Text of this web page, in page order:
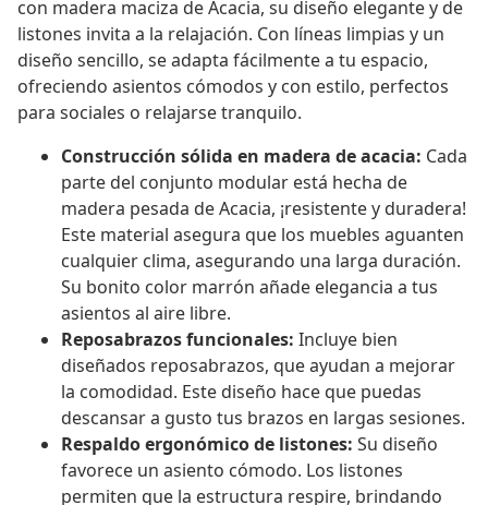
con madera maciza de Acacia, su diseño elegante y de
listones invita a la relajación. Con líneas limpias y un
diseño sencillo, se adapta fácilmente a tu espacio,
ofreciendo asientos cómodos y con estilo, perfectos
para sociales o relajarse tranquilo.
Construcción sólida en madera de acacia: Cada
parte del conjunto modular está hecha de
madera pesada de Acacia, ¡resistente y duradera!
Este material asegura que los muebles aguanten
cualquier clima, asegurando una larga duración.
Su bonito color marrón añade elegancia a tus
asientos al aire libre.
Reposabrazos funcionales: Incluye bien
diseñados reposabrazos, que ayudan a mejorar
la comodidad. Este diseño hace que puedas
descansar a gusto tus brazos en largas sesiones.
Respaldo ergonómico de listones: Su diseño
favorece un asiento cómodo. Los listones
permiten que la estructura respire, brindando